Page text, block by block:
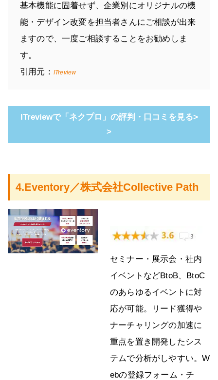
基本機能に固着せず、企業別にオリジナルの機
能・デザイン改変を担当者さんにご相談が出来
ますので、一度ご相談することをお勧めしま
す。
引用元： ITreview
ITreviewで「ネクプロ」の評判・口コミを見る>
>
4.Eventory／株式会社Collective Path
セミナー・展示会・社内
イベントなどBtoB、BtoC
のあらゆるイベントに対
応が可能。リード獲得や
ナーチャリングの加速に
重点を置き開発したシス
テムで分析がしやすい。W
ebの登録フォーム・チ